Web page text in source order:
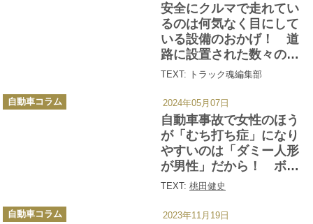
安全にクルマで走れてい
るのは何気なく目にして
いる設備のおかげ！ 道
路に設置された数々のア
イテムに敬礼!!
TEXT: トラック魂編集部
自動車事故で女性のほう
が「むち打ち症」になり
やすいのは「ダミー人形
が男性」だから！ ボル
ボの安全に対する取り組
TEXT: 桃田健史
カ
テ
自動車コラム 2024年05月07日
カ
テ
自動車コラム 2023年11月19日